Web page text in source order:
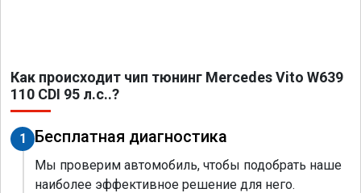
Как происходит чип тюнинг Mercedes Vito W639
110 CDI 95 л.с..?
1 Бесплатная диагностика
Мы проверим автомобиль, чтобы подобрать наше
наиболее эффективное решение для него.